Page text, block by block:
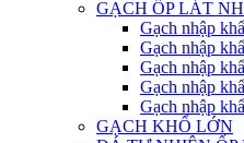
GẠCH ỐP LÁT
Gạch nhập
Gạch nhập
Gạch nhập
Gạch nhập
Gạch nhập
GẠCH KHỔ LỚN